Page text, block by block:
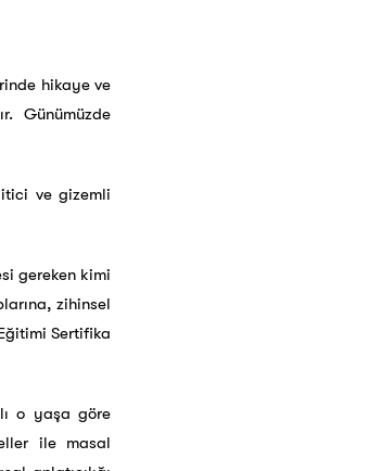
hikaye ve
Günümüzde
ve gizemli
gereken kimi
zihinsel
Sertifika
o yaşa göre
ile masal